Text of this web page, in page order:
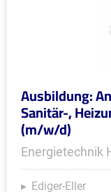
Ausbildung:
Sanitär-,
(m/w/d)
Energietechnik
Ediger-Eller